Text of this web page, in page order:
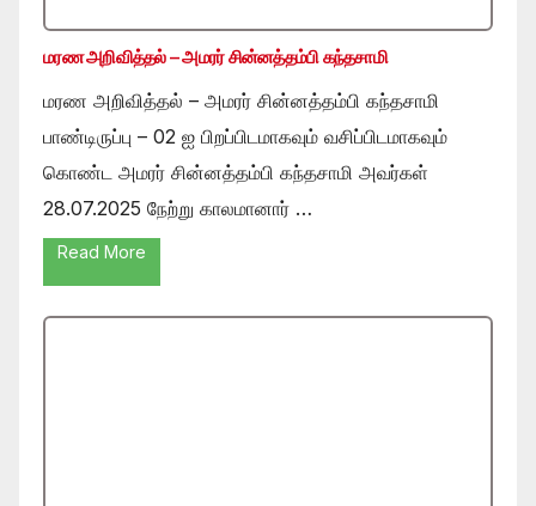
மரண அறிவித்தல் – அமரர் சின்னத்தம்பி கந்தசாமி
மரண அறிவித்தல் – அமரர் சின்னத்தம்பி கந்தசாமி
பாண்டிருப்பு – 02 ஐ பிறப்பிடமாகவும் வசிப்பிடமாகவும்
கொண்ட அமரர் சின்னத்தம்பி கந்தசாமி அவர்கள்
28.07.2025 நேற்று காலமானார் …
Read More